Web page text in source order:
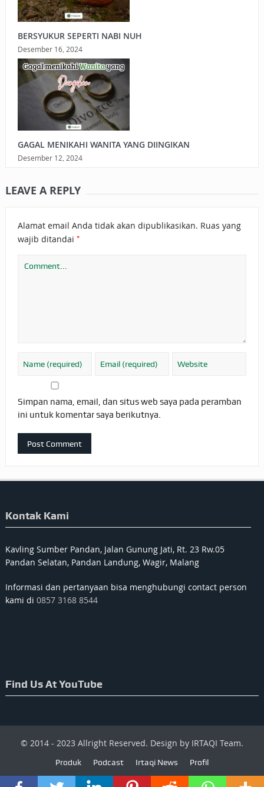
BERSYUKUR SEPERTI NABI NUH
Desember 16, 2024
GAGAL MENIKAHI WANITA YANG DIINGIKAN
Desember 12, 2024
LEAVE A REPLY
Alamat email Anda tidak akan dipublikasikan. Ruas yang
wajib ditandai *
Simpan nama, email, dan situs web saya pada peramban
ini untuk komentar saya berikutnya.
Kontak Kami
Kavling Sumber Pandan, Jalan Gunung Jati, Rt. 23 Rw.05
Pandan Selatan, Pandan Landung, Wagir, Malang
Informasi dan pertanyaan bisa menghubungi contact person
kami di 0857 3168 8544
Find Us At YouTube
© 2014 - 2023 Allright Reserved. Design by IRTAQI Team.
Produk Podcast Irtaqi News Profil